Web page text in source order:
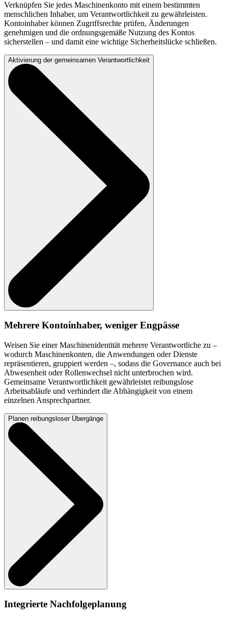
Verknüpfen Sie jedes Maschinenkonto mit einem bestimmten
menschlichen Inhaber, um Verantwortlichkeit zu gewährleisten.
Kontoinhaber können Zugriffsrechte prüfen, Änderungen
genehmigen und die ordnungsgemäße Nutzung des Kontos
sicherstellen – und damit eine wichtige Sicherheitslücke schließen.
Aktivierung der gemeinsamen Verantwortlichkeit
Mehrere Kontoinhaber, weniger Engpässe
Weisen Sie einer Maschinenidentität mehrere Verantwortliche zu –
wodurch Maschinenkonten, die Anwendungen oder Dienste
repräsentieren, gruppiert werden –, sodass die Governance auch bei
Abwesenheit oder Rollenwechsel nicht unterbrochen wird.
Gemeinsame Verantwortlichkeit gewährleistet reibungslose
Arbeitsabläufe und verhindert die Abhängigkeit von einem
einzelnen Ansprechpartner.
Planen reibungsloser Übergänge
Integrierte Nachfolgeplanung